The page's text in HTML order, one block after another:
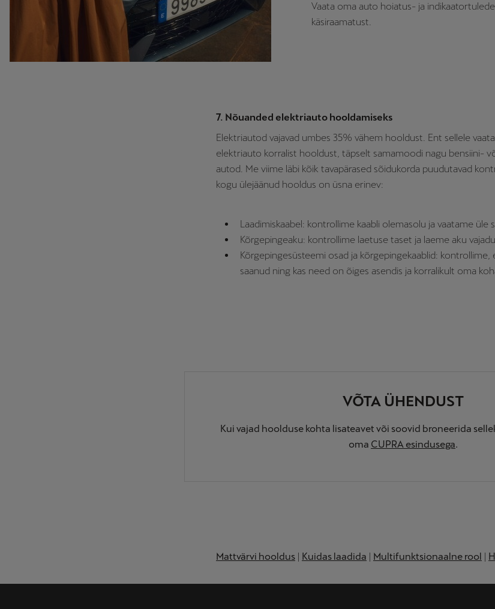
Vaata oma auto hoiatus- ja
käsiraamatust.
7. Nõuanded elektriauto hooldamiseks
Elektriautod vajavad umbes 35% vähem hooldust. Ent sellele
elektriauto korralist hooldust, täpselt samamoodi nagu bensiini-
autod. Me viime läbi kõik tavapärased sõidukorda puudutavad
kogu ülejäänud hooldus on üsna erinev:
Laadimiskaabel: kontrollime kaabli olemasolu ja vaatame üle
Kõrgepingeaku: kontrollime laetuse taset ja laeme aku
Kõrgepingesüsteemi osad ja kõrgepingekaablid: kontrollime,
saanud ning kas need on õiges asendis ja korralikult oma
VÕTA ÜHENDUST
Kui vajad hoolduse kohta lisateavet või soovid broneerida
oma CUPRA esindusega.
Mattvärvi hooldus Kuidas laadida Multifunktsionaalne rool